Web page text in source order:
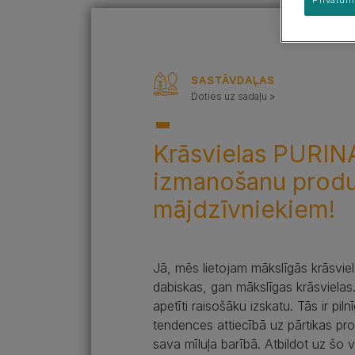
Šķirņu grupas
SASTĀVDAĻAS
Doties uz sadaļu >
Krāsvielas
izmanošanu
mājdzīvniekiem!
Jā, mēs lietojam mākslīgās
dabiskas, gan mākslīgas
apetīti raisošāku izskatu. Tās ir
tendences attiecībā uz pārtikas
sava mīluļa barībā. Atbildot uz šo